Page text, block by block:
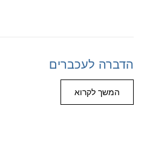
הדברה לעכברים
המשך לקרוא